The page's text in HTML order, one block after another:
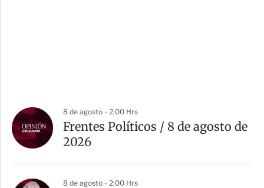
8 de agosto - 2:00 Hrs
Frentes Políticos / 8 de agosto de
2026
8 de agosto - 2:00 Hrs